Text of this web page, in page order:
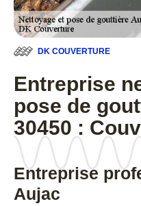
DK COUVERTURE
Entreprise
pose de
30450 :
Entreprise
Aujac